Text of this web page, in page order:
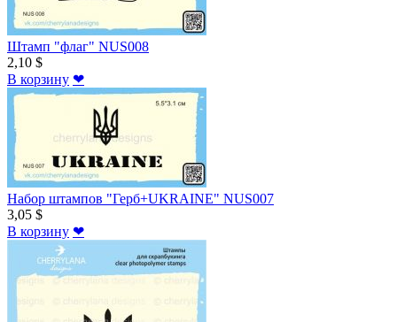
Штамп "флаг" NUS008
2,10 $
В корзину ❤
Набор штампов "Герб+UKRAINE" NUS007
3,05 $
В корзину ❤